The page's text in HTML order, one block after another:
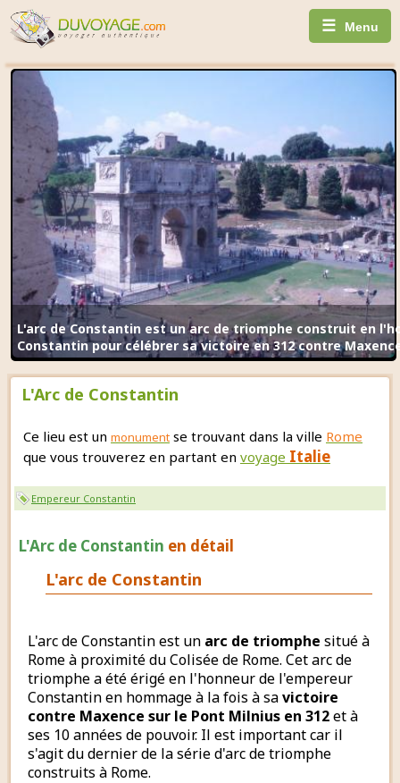
☰ Menu
L'arc de Constantin est un arc de triomphe construit en
Constantin pour célébrer sa victoire en 312 contre
L'Arc de Constantin
Ce lieu est un monument se trouvant dans la ville Rome
que vous trouverez en partant en voyage Italie
Empereur Constantin
L'Arc de Constantin en détail
L'arc de Constantin
L'arc de Constantin est un arc de triomphe situé à
Rome à proximité du Colisée de Rome. Cet arc de
triomphe a été érigé en l'honneur de l'empereur
Constantin en hommage à la fois à savictoire
contre Maxence sur le Pont Milnius en 312et à
ses 10 années de pouvoir. Il est important car il
s'agit du dernier de la série d'arc de triomphe
construits à Rome.